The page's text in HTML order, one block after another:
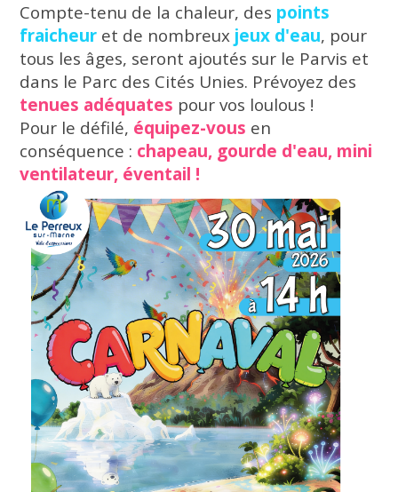
Compte-tenu de la chaleur, des points
fraicheur et de nombreux jeux d'eau, pour
tous les âges, seront ajoutés sur le Parvis et
dans le Parc des Cités Unies. Prévoyez des
tenues adéquates pour vos loulous !
Pour le défilé, équipez-vous en
conséquence : chapeau, gourde d'eau, mini
ventilateur, éventail !